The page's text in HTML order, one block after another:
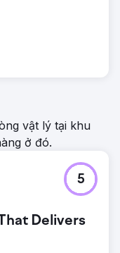
vật lý tại khu
ở đó.
Delivers
5